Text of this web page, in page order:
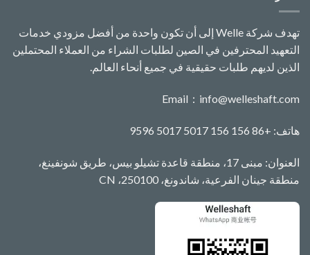
تهدف شركة Welle إلى أن تكون واحدة من أفضل مزودي خدمات
التعهيد المحترفين في الصين لطلبات الشراء من العملاء المحتملين
الذين لديهم طلبات حقيقية في جميع أنحاء العالم.
Email： info@welleshaft.com
هاتف: +86 156 156 5017 5017 9596
العنوان: مبنى 17، منطقة قاعدة تشيلو بيس، طريق شونفينغ،
منطقة جينان الفرعية، شاندونغ، 250100، CN